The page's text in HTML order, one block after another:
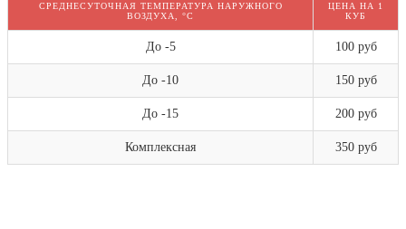
СРЕДНЕСУТОЧНАЯ ТЕМПЕРАТУРА НАРУЖНОГО
ВОЗДУХА, °C
ЦЕНА НА 1
КУБ
До -5 100 руб
До -10 150 руб
До -15 200 руб
Комплексная 350 руб